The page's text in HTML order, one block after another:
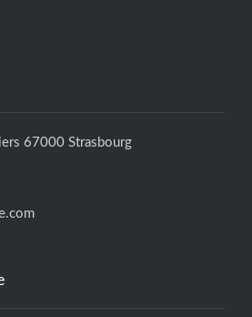
67000 Strasbourg